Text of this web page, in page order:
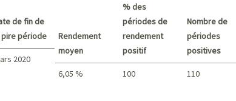
de fin de
pire période
2020
Rendement
moyen
% des
périodes de
rendement
positif
Nombre de
périodes
positives
6,05 % 100 110